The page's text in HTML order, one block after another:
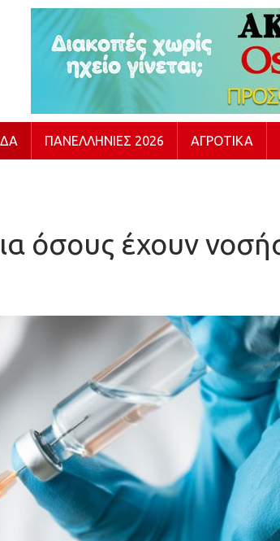
ΠΑΝΕΛΛΉΝΙΕΣ 2026 ΑΓΡΟΤΙΚΆ
όσους έχουν